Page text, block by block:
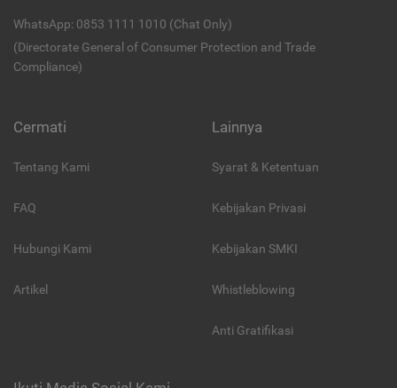
WhatsApp: 0853 1111 1010 (Chat Only)
(Directorate General of Consumer Protection and Trade
Compliance)
Cermati
Tentang Kami
FAQ
Hubungi Kami
Artikel
Lainnya
Syarat & Ketentuan
Kebijakan Privasi
Kebijakan SMKI
Whistleblowing
Anti Gratifikasi